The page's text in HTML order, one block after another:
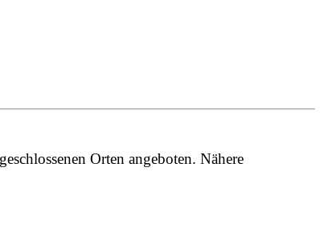
Orten angeboten. Nähere